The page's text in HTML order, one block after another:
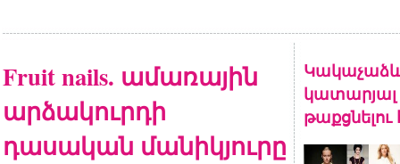
Fruit nails. ամառային
արձակուրդի
դասական մանիկյուրը
կատարյալ